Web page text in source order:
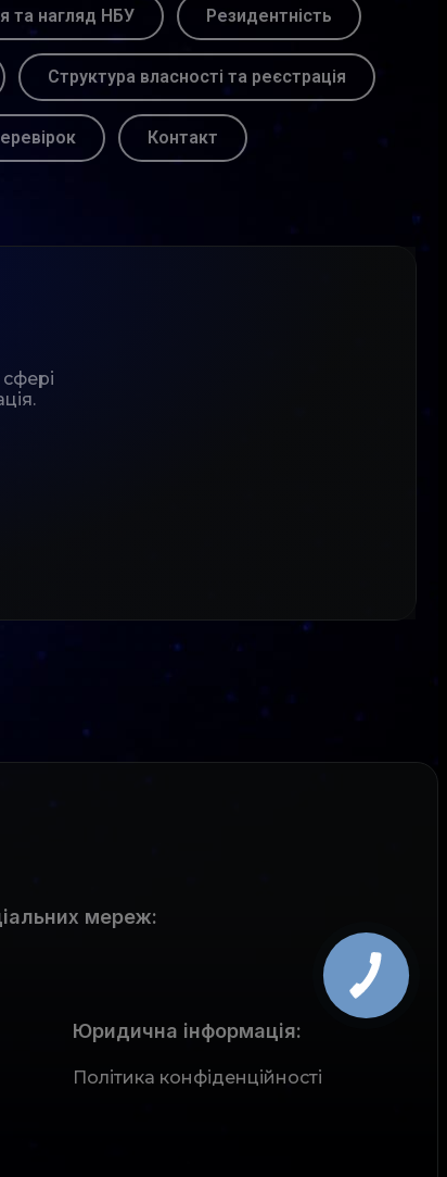
та нагляд НБУ Резидентність
Структура власності та реєстрація
Контакт
мереж:
Юридична інформація:
Політика конфіденційності